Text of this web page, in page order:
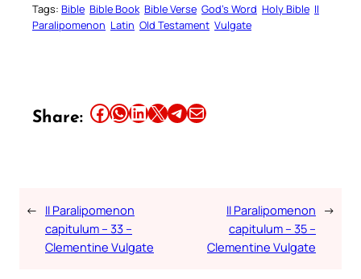
Tags: Bible Bible Book Bible Verse God’s Word Holy Bible II
Paralipomenon Latin Old Testament Vulgate
Share: Share this article on Facebook Share this article on WhatsApp Share this article on LinkedIn Share this article on X Share this article on TelegramEmail this Article
← II Paralipomenon
capitulum – 33 –
Clementine Vulgate
II Paralipomenon
capitulum – 35 –
Clementine Vulgate
→